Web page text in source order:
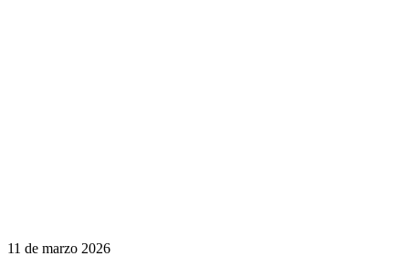
11 de marzo 2026